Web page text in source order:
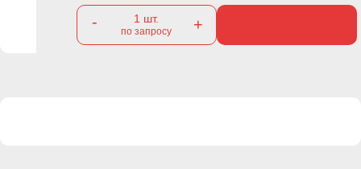
- 1 шт.
по запросу +